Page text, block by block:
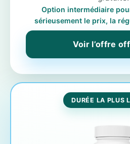
Option intermédiaire
sérieusement le prix, la
Voir l’offre
DURÉE LA PLUS